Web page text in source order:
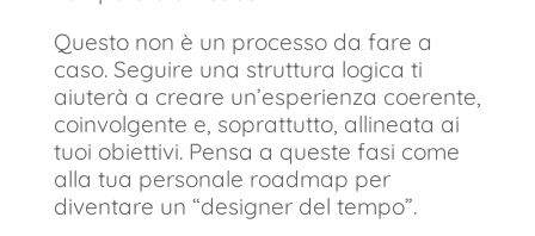
Questo non è un processo da fare a
caso. Seguire una struttura logica ti
aiuterà a creare un’esperienza coerente,
coinvolgente e, soprattutto, allineata ai
tuoi obiettivi. Pensa a queste fasi come
alla tua personale roadmap per
diventare un “designer del tempo”.